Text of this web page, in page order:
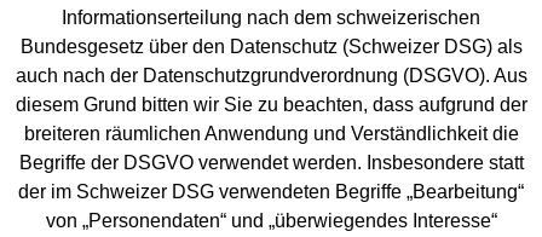
Informationserteilung nach dem schweizerischen
Bundesgesetz über den Datenschutz (Schweizer DSG) als
auch nach der Datenschutzgrundverordnung (DSGVO). Aus
diesem Grund bitten wir Sie zu beachten, dass aufgrund der
breiteren räumlichen Anwendung und Verständlichkeit die
Begriffe der DSGVO verwendet werden. Insbesondere statt
der im Schweizer DSG verwendeten Begriffe „Bearbeitung“
von „Personendaten“ und „überwiegendes Interesse“